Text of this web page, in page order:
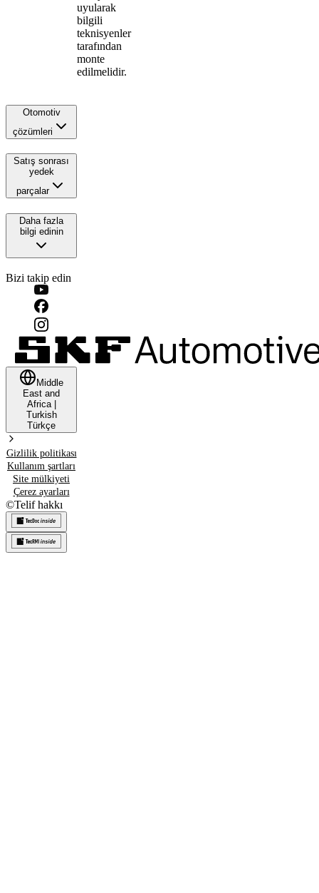
uyularak
bilgili
teknisyenler
tarafından
monte
edilmelidir.
Otomotiv
çözümleri
Satış sonrası
yedek
parçalar
Daha fazla
bilgi edinin
Bizi takip edin
Middle
East and
Africa|
Turkish
Türkçe
Gizlilik politikası
Kullanım şartları
Site mülkiyeti
Çerez ayarları
©Telif hakkı